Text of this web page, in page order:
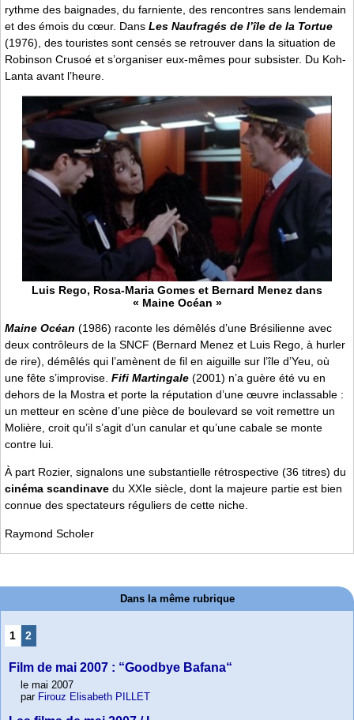
rythme des baignades, du farniente, des rencontres sans lendemain
et des émois du cœur. Dans Les Naufragés de l’île de la Tortue
(1976), des touristes sont censés se retrouver dans la situation de
Robinson Crusoé et s’organiser eux-mêmes pour subsister. Du Koh-
Lanta avant l’heure.
Luis Rego, Rosa-Maria Gomes et Bernard Menez dans
« Maine Océan »
Maine Océan (1986) raconte les démêlés d’une Brésilienne avec
deux contrôleurs de la SNCF (Bernard Menez et Luis Rego, à hurler
de rire), démêlés qui l’amènent de fil en aiguille sur l’île d’Yeu, où
une fête s’improvise. Fifi Martingale (2001) n’a guère été vu en
dehors de la Mostra et porte la réputation d’une œuvre inclassable :
un metteur en scène d’une pièce de boulevard se voit remettre un
Molière, croit qu’il s’agit d’un canular et qu’une cabale se monte
contre lui.
À part Rozier, signalons une substantielle rétrospective (36 titres) du
cinéma scandinave du XXIe siècle, dont la majeure partie est bien
connue des spectateurs réguliers de cette niche.
Raymond Scholer
Dans la même rubrique
1 2
Film de mai 2007 : “Goodbye Bafana“
le mai 2007
par Firouz Elisabeth PILLET